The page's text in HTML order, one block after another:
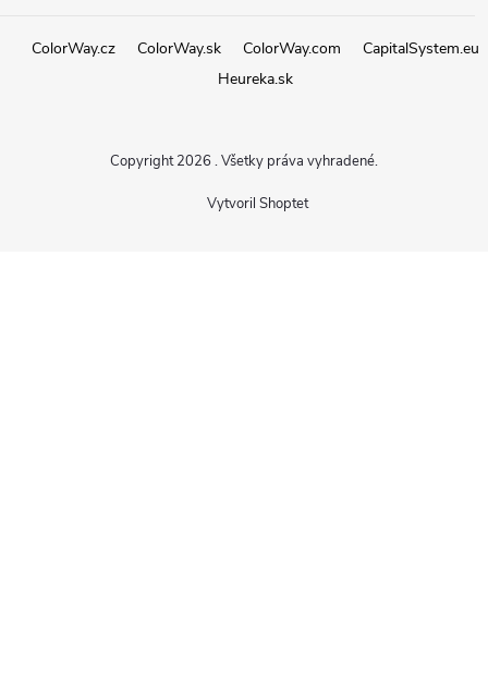
ColorWay.cz ColorWay.sk ColorWay.com
CapitalSystem.eu
Heureka.sk
Vytvoril Shoptet
Copyright 2026 . Všetky práva vyhradené.